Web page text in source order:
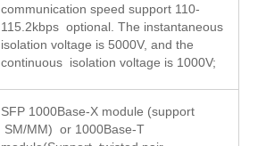
communication speed support 110-
115.2kbps optional. The instantaneous
isolation voltage is 5000V, and the
continuous isolation voltage is 1000V;
SFP 1000Base-X module (support
SM/MM) or 1000Base-T